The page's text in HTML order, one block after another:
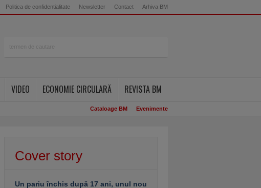
Politica de confidentialitate Newsletter Contact Arhiva BM
VIDEO ECONOMIE CIRCULARĂ REVISTA BM
Cataloage BM Evenimente
Cover story
Un pariu închis după 17 ani, unul nou